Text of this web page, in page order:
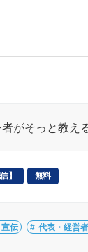
がそっと教え
】 無料
宣伝 代表・経営